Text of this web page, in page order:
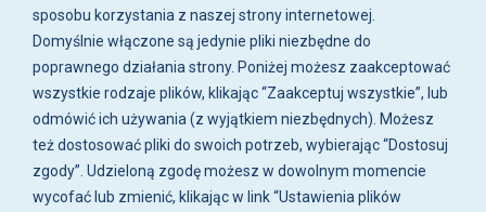
Zakupy
Moje konto
Artykuły i galeria
sposobu korzystania z naszej strony internetowej.
Domyślnie włączone są jedynie pliki niezbędne do
poprawnego działania strony. Poniżej możesz zaakceptować
wszystkie rodzaje plików, klikając “Zaakceptuj wszystkie”, lub
odmówić ich używania (z wyjątkiem niezbędnych). Możesz
też dostosować pliki do swoich potrzeb, wybierając “Dostosuj
zgody”. Udzieloną zgodę możesz w dowolnym momencie
wycofać lub zmienić, klikając w link “Ustawienia plików